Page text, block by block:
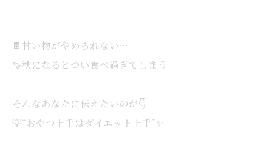
🍫甘い物がやめられない…
🍠秋になるとつい食べ過ぎてしまう…
そんなあなたに伝えたいのが👇
💡“おやつ上手はダイエット上手”✨